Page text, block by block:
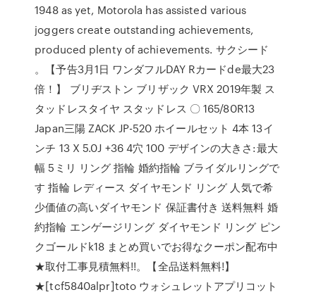
1948 as yet, Motorola has assisted various
joggers create outstanding achievements,
produced plenty of achievements. サクシード
。【予告3月1日 ワンダフルDAY Rカードde最大23
倍！】 ブリヂストン ブリザック VRX 2019年製 ス
タッドレスタイヤ スタッドレス 〇 165/80R13
Japan三陽 ZACK JP-520 ホイールセット 4本 13イ
ンチ 13 X 5.0J +36 4穴 100 デザインの大きさ:最大
幅 5ミリ リング 指輪 婚約指輪 ブライダルリングで
す 指輪 レディース ダイヤモンド リング 人気で希
少価値の高いダイヤモンド 保証書付き 送料無料 婚
約指輪 エンゲージリング ダイヤモンド リング ピン
クゴールドk18 まとめ買いでお得なクーポン配布中
★取付工事見積無料!!。【全品送料無料!】
★[tcf5840alpr]toto ウォシュレットアプリコット